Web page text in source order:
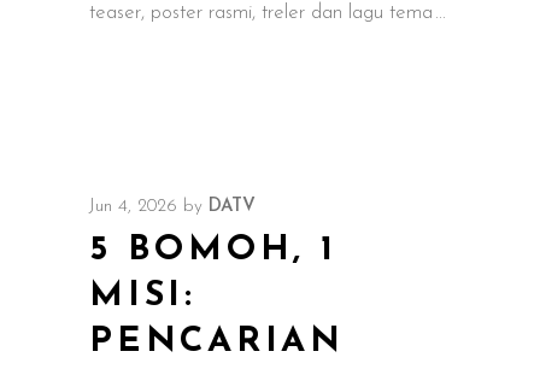
teaser, poster rasmi, treler dan lagu tema
Jun 4, 2026 by DATV
5 BOMOH, 1
MISI:
PENCARIAN